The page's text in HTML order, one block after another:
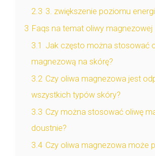
2.3 3. zwiększenie poziomu
3 Faqs na temat oliwy magnezowej
3.1 Jak często można stosować
magnezową na skórę?
3.2 Czy oliwa magnezowa jest
wszystkich typów skóry?
3.3 Czy można stosować oliwę
doustnie?
3.4 Czy oliwa magnezowa może